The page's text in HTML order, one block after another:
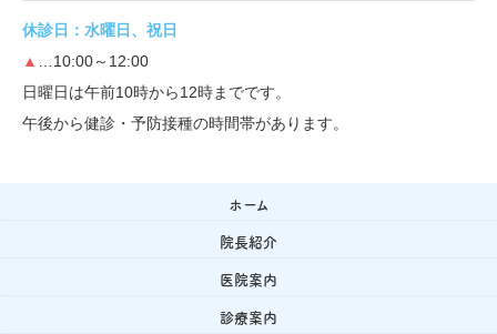
休診日：水曜日、祝日
▲ …10:00～12:00
日曜日は午前10時から12時までです。
午後から健診・予防接種の時間帯があります。
ホーム
院長紹介
医院案内
診療案内